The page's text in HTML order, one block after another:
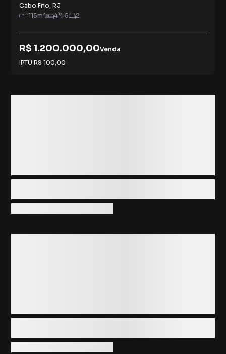
Cabo Frio, RJ
115m² 4 5 2
R$ 1.200.000,00Venda
IPTU R$ 100,00